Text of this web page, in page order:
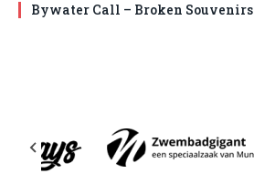
Bywater Call – Broken Souvenirs